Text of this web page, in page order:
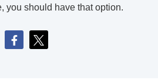
you should have that option.